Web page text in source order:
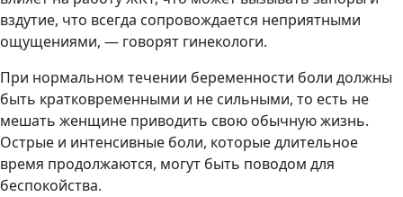
вздутие, что всегда сопровождается неприятными
ощущениями, — говорят гинекологи.
При нормальном течении беременности боли должны
быть кратковременными и не сильными, то есть не
мешать женщине приводить свою обычную жизнь.
Острые и интенсивные боли, которые длительное
время продолжаются, могут быть поводом для
беспокойства.